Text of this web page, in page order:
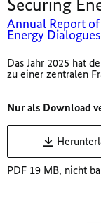
Annual Report
Energy
Das Jahr 2025 hat
zu einer zentralen
Nur als Download
PDF 19 MB, nicht